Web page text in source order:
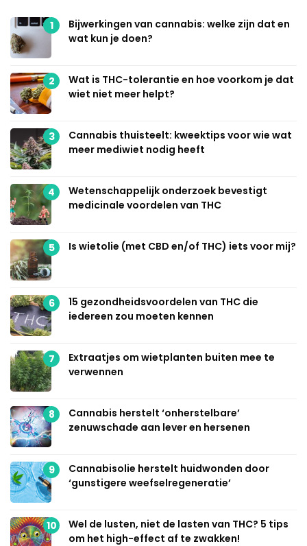
1
Bijwerkingen van cannabis: welke zijn dat en
wat kun je doen?
2
Wat is THC-tolerantie en hoe voorkom je dat
wiet niet meer helpt?
3
Cannabis thuisteelt: kweektips voor wie wat
meer mediwiet nodig heeft
4
Wetenschappelijk onderzoek bevestigt
medicinale voordelen van THC
5 Is wietolie (met CBD en/of THC) iets voor mij?
6
15 gezondheidsvoordelen van THC die
iedereen zou moeten kennen
7
Extraatjes om wietplanten buiten mee te
verwennen
8
Cannabis herstelt ‘onherstelbare’
zenuwschade aan lever en hersenen
9
Cannabisolie herstelt huidwonden door
‘gunstigere weefselregeneratie’
10
Wel de lusten, niet de lasten van THC? 5 tips
om het high-effect af te zwakken!